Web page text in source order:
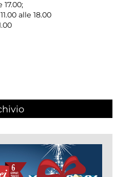
alle 18.00